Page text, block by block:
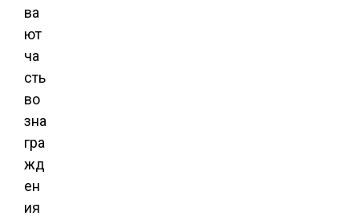
ва
ют
ча
сть
во
зна
гра
жд
ен
ия